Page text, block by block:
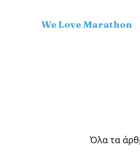
We Love Marathon
Όλα τα